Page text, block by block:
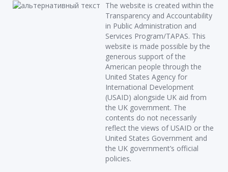
The website is created within the
Transparency and Accountability
in Public Administration and
Services Program/TAPAS. This
website is made possible by the
generous support of the
American people through the
United States Agency for
International Development
(USAID) alongside UK aid from
the UK government. The
contents do not necessarily
reflect the views of USAID or the
United States Government and
the UK government’s official
policies.